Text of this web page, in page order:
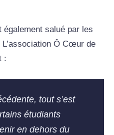
également salué par les
Ô Cœur de
:
tout s’est
étudiants
en dehors du